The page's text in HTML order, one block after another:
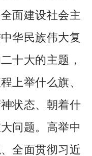
面建设社会主
华民族伟大复
十大的主题，
上举什么旗、
状态、朝着什
问题。高举中
全面贯彻习近